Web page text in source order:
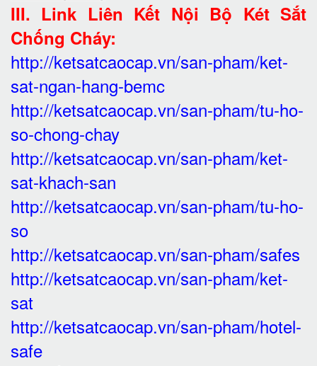
III. Link Liên Kết Nội Bộ Két Sắt
Chống Cháy:
http://ketsatcaocap.vn/san-pham/ket-
sat-ngan-hang-bemc
http://ketsatcaocap.vn/san-pham/tu-ho-
so-chong-chay
http://ketsatcaocap.vn/san-pham/ket-
sat-khach-san
http://ketsatcaocap.vn/san-pham/tu-ho-
so
http://ketsatcaocap.vn/san-pham/safes
http://ketsatcaocap.vn/san-pham/ket-
sat
http://ketsatcaocap.vn/san-pham/hotel-
safe